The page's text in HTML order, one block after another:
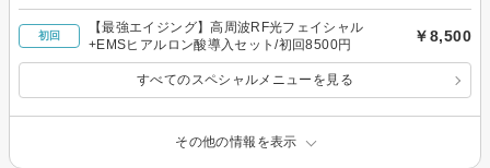
初回
【最強エイジング】高周波RF光フェイシャル
+EMSヒアルロン酸導入セット/初回8500円
￥8,500
すべてのスペシャルメニューを見る
その他の情報を表示